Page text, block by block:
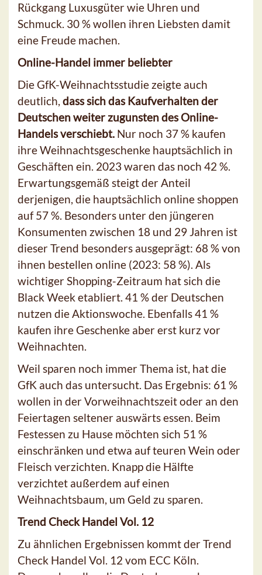
Rückgang Luxusgüter wie Uhren und
Schmuck. 30 % wollen ihren Liebsten damit
eine Freude machen.
Online-Handel immer beliebter
Die GfK-Weihnachtsstudie zeigte auch
deutlich, dass sich das Kaufverhalten der
Deutschen weiter zugunsten des Online-
Handels verschiebt. Nur noch 37 % kaufen
ihre Weihnachtsgeschenke hauptsächlich in
Geschäften ein. 2023 waren das noch 42 %.
Erwartungsgemäß steigt der Anteil
derjenigen, die hauptsächlich online shoppen
auf 57 %. Besonders unter den jüngeren
Konsumenten zwischen 18 und 29 Jahren ist
dieser Trend besonders ausgeprägt: 68 % von
ihnen bestellen online (2023: 58 %). Als
wichtiger Shopping-Zeitraum hat sich die
Black Week etabliert. 41 % der Deutschen
nutzen die Aktionswoche. Ebenfalls 41 %
kaufen ihre Geschenke aber erst kurz vor
Weihnachten.
Weil sparen noch immer Thema ist, hat die
GfK auch das untersucht. Das Ergebnis: 61 %
wollen in der Vorweihnachtszeit oder an den
Feiertagen seltener auswärts essen. Beim
Festessen zu Hause möchten sich 51 %
einschränken und etwa auf teuren Wein oder
Fleisch verzichten. Knapp die Hälfte
verzichtet außerdem auf einen
Weihnachtsbaum, um Geld zu sparen.
Trend Check Handel Vol. 12
Zu ähnlichen Ergebnissen kommt der Trend
Check Handel Vol. 12 vom ECC Köln.